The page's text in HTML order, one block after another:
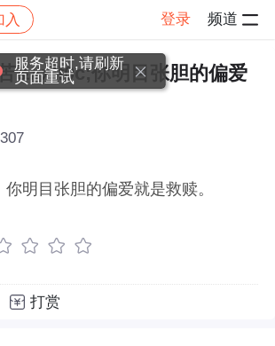
入 登录 频道
感慨 帖子详情
&#xff0c;你明目张胆的偏爱
明目张胆的偏爱就是救赎。
打赏
服务超时,请刷新
页面重试